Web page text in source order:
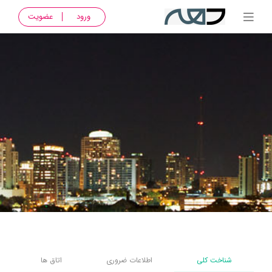
ورود عضویت
شناخت کلی اطلاعات ضروری اتاق ها